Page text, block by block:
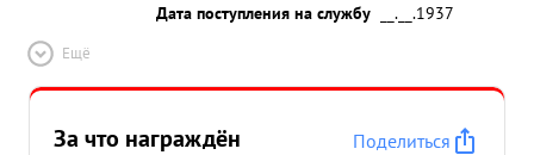
Дата поступления на службу
__.__.1937
Ещё
За что награждён
Поделиться